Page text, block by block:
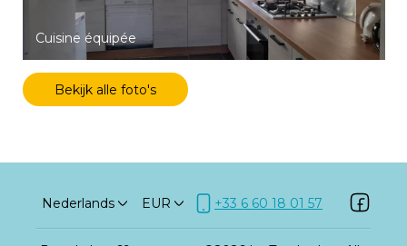
Cuisine équipée
Bekijk alle foto's
Nederlands EUR +33 6 60 18 01 57